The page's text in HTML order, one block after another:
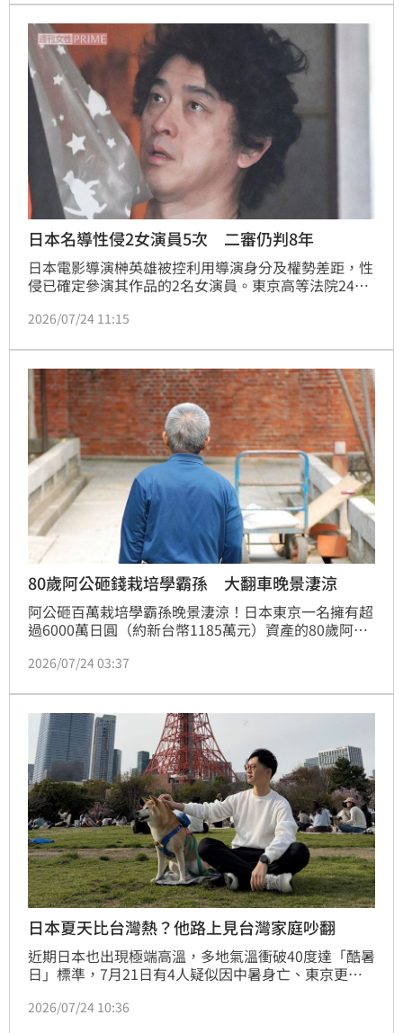
推出「人體冰箱」，驚人效果引爆搶購潮。
日本名導性侵2女演員5次 二審仍判8年
日本電影導演榊英雄被控利用導演身分及權勢差距，性
侵已確定參演其作品的2名女演員。東京高等法院24日
方上訴。
2026/07/24 11:15
80歲阿公砸錢栽培學霸孫 大翻車晚景淒涼
阿公砸百萬栽培學霸孫晚景淒涼！日本東京一名擁有超
過6000萬日圓（約新台幣1185萬元）資產的80歲阿
沒想到長孫最後放棄考大學，反而是從未拿過阿公半毛
新台幣396萬元），直到妻子過世，這名阿公才驚覺自
己當年的「大小眼」，早已失去所有家人的信任。
2026/07/24 03:37
日本夏天比台灣熱？他路上見台灣家庭吵翻
近期日本也出現極端高溫，多地氣溫衝破40度達「酷暑
日」標準，7月21日有4人疑似因中暑身亡、東京更高
暑假去日本」，也引發討論台灣、日本究竟哪裡夏天比
2026/07/24 10:36